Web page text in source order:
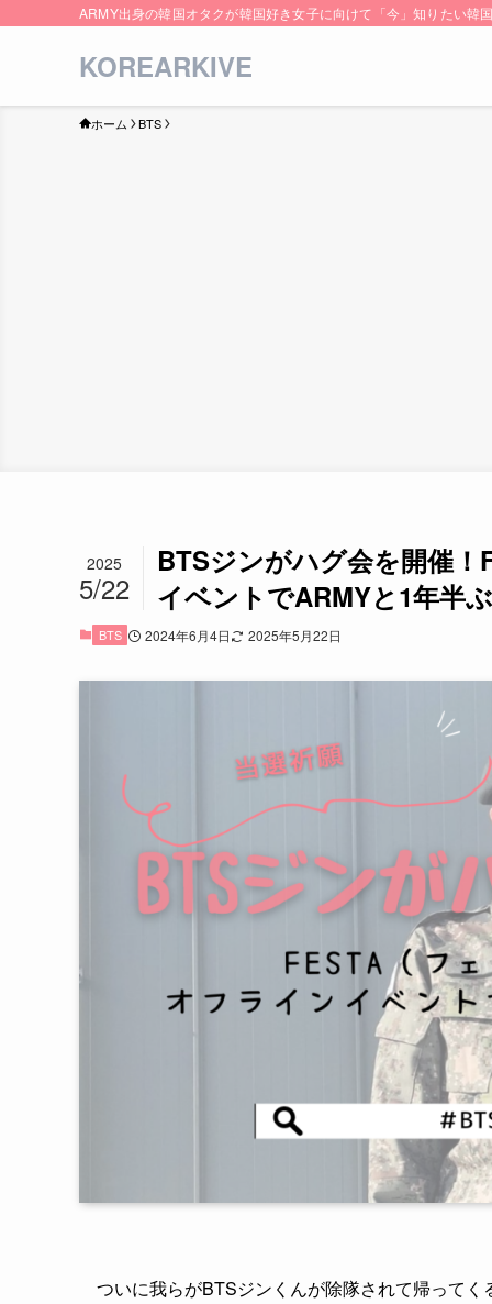
ARMY出身の韓国オタクが韓国好き女子に向けて「今」知りたい韓
KOREARKIVE
ホーム BTS
BTSジンがハグ会を開催
イベントでARMYと1年半
2025
5/22
BTS 2024年6月4日 2025年5月22日
ついに我らがBTSジンくんが除隊されて帰って